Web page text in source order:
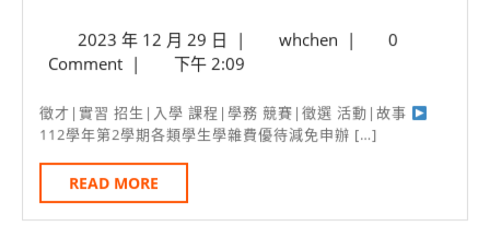
4/12
募
資
人
學
雜
費
優
待
減
2023 年 12 月 29 日 2023
年
月
29
| whchenwhchen
|
0
Comment | 下午 2:09
徵才|實習 招生|入學 課程|學務 競賽|徵選 活動|故事
112學年第2學期各類學生學雜費優待減免申辦 […]
READ MORE
MORE